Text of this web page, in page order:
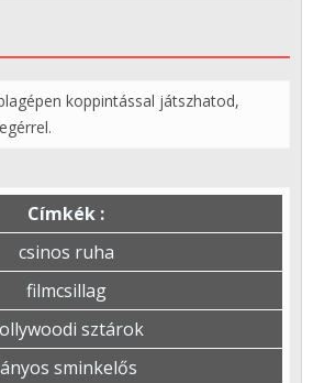
koppintással játszhatod,
Címkék :
csinos ruha
filmcsillag
sztárok
sminkelős